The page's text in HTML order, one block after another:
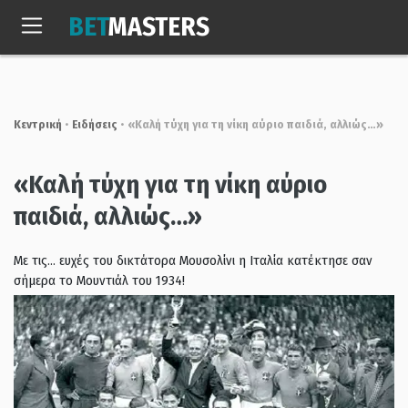
Πεμ, 6 Αυγ. 2026
BETMASTERS
Κεντρική • Ειδήσεις • «Καλή τύχη για τη νίκη αύριο παιδιά, αλλιώς…»
«Καλή τύχη για τη νίκη αύριο
παιδιά, αλλιώς…»
Με τις... ευχές του δικτάτορα Μουσολίνι η Ιταλία κατέκτησε σαν
σήμερα το Μουντιάλ του 1934!